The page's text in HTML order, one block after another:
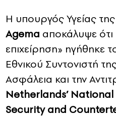
Η υπουργός Υγείας
Agema αποκάλυψε ότι
επιχείρηση» ηγήθηκε
Εθνικού Συντονιστή
Ασφάλεια και την
Netherlands’
Security and